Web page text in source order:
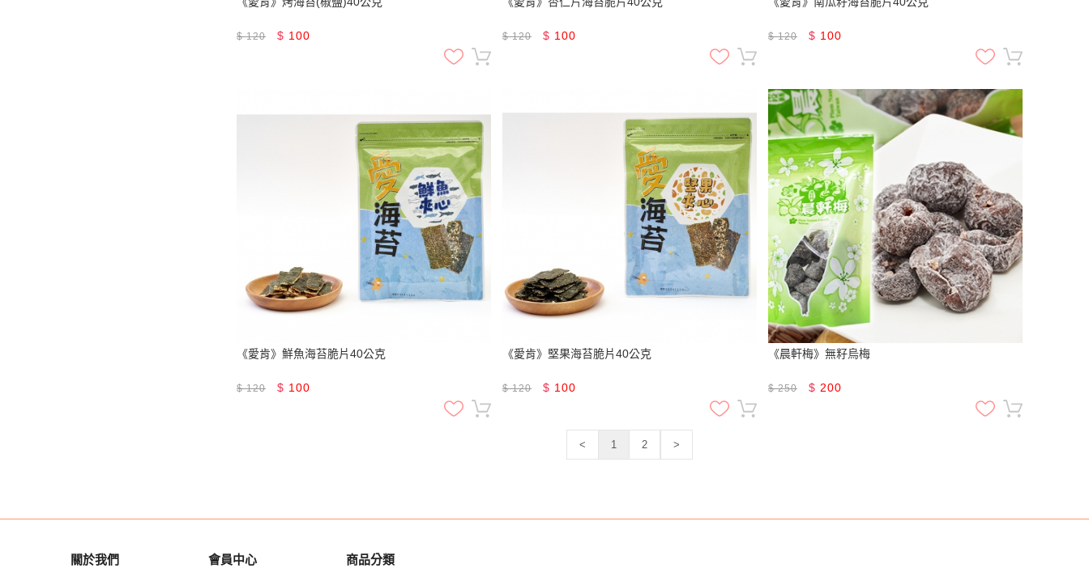
$120 $ 100 $120 $ 100 $120 $ 100
《愛肯》鮮魚海苔脆片40公克
$120 $ 100
《愛肯》堅果海苔脆片40公克
$120 $ 100
《晨軒梅》無籽烏梅
$250 $ 200
< 1 2 >
關於我們 會員中心 商品分類